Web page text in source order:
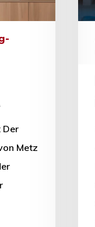
Der
Metz